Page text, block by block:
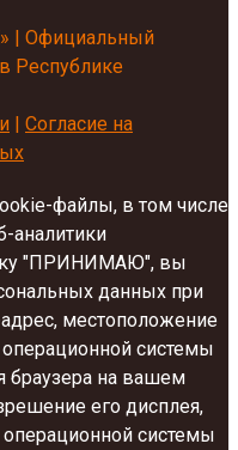
| Официальный
Республике
| Согласие на
файлы, в том числе
аналитики
"ПРИНИМАЮ", вы
данных при
местоположение
операционной системы
браузера на вашем
его дисплея,
системы